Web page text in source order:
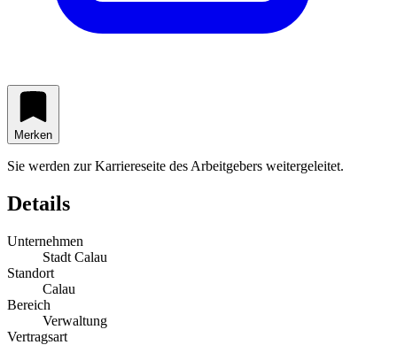
Merken
Sie werden zur Karriereseite des Arbeitgebers weitergeleitet.
Details
Unternehmen
Stadt Calau
Standort
Calau
Bereich
Verwaltung
Vertragsart